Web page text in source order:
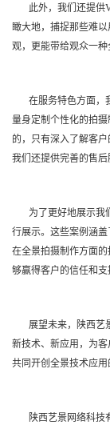
此外，我们还提供
瞰大地，捕捉那些难
观，更能带给观众一种
在服务特色方面，我
量身定制个性化的拍
的，只有深入了解客
我们还提供完善的售后
为了更好地展示我
行展示。这些案例涵
在全景拍摄制作方面
够赢得客户的信任和支
展望未来，陕西艺
新技术、新应用，为客
共同开创全景技术应用
陕西艺景网络科技